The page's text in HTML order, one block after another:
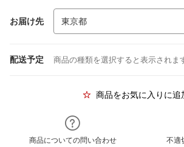
お届け先
配送予定 商品の種類を選択すると表示されま
商品をお気に入りに追
商品についての問い合わせ 不適